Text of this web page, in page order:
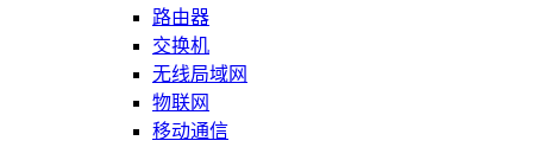
路由器
交换机
无线局域网
物联网
移动通信